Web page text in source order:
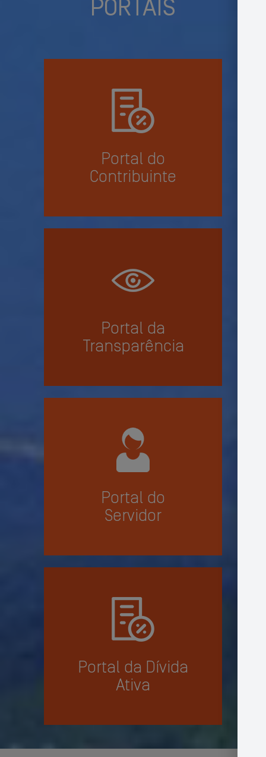
PORTAIS
Portal do
Contribuinte
Portal da
Transparência
Portal do
Servidor
Portal da Dívida
Ativa